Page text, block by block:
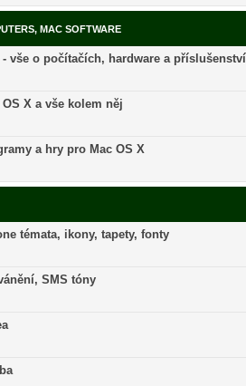
MAC SOFTWARE
- vše o počítačích, hardware a příslušenství
OS X a vše kolem něj
a hry pro Mac OS X
témata, ikony, tapety, fonty
SMS tóny